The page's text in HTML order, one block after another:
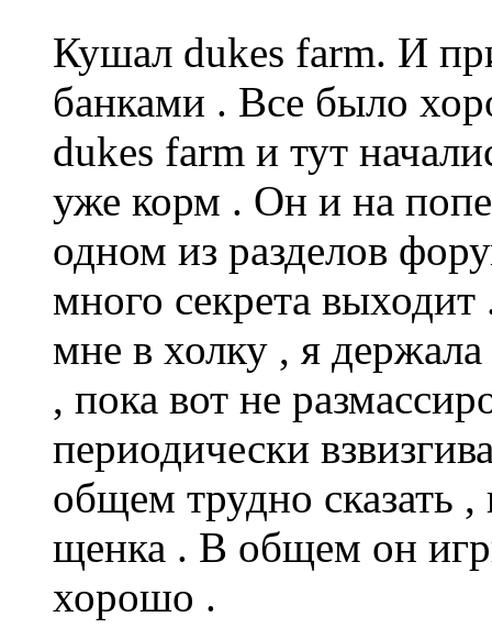
Кушал dukes farm. И
банками . Все было
dukes farm и тут
уже корм . Он и на
одном из разделов
много секрета
мне в холку , я
, пока вот не
периодически
общем трудно сказать
щенка . В общем он
хорошо .